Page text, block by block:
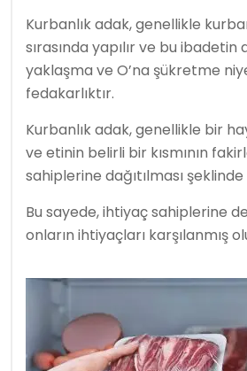
Kurbanlık adak, genellikle
sırasında yapılır ve bu ibadetin
yaklaşma ve O’na şükretme
fedakarlıktır.
Kurbanlık adak, genellikle bir
ve etinin belirli bir kısmının
sahiplerine dağıtılması
Bu sayede, ihtiyaç sahiplerine
onların ihtiyaçları karşılanmış